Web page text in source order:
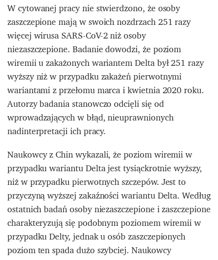
W cytowanej pracy nie stwierdzono, że osoby
zaszczepione mają w swoich nozdrzach 251 razy
więcej wirusa SARS-CoV-2 niż osoby
niezaszczepione. Badanie dowodzi, że poziom
wiremii u zakażonych wariantem Delta był 251 razy
wyższy niż w przypadku zakażeń pierwotnymi
wariantami z przełomu marca i kwietnia 2020 roku.
Autorzy badania stanowczo odcięli się od
wprowadzających w błąd, nieuprawnionych
nadinterpretacji ich pracy.
Naukowcy z Chin wykazali, że poziom wiremii w
przypadku wariantu Delta jest tysiąckrotnie wyższy,
niż w przypadku pierwotnych szczepów. Jest to
przyczyną wyższej zakaźności wariantu Delta. Według
ostatnich badań osoby niezaszczepione i zaszczepione
charakteryzują się podobnym poziomem wiremii w
przypadku Delty, jednak u osób zaszczepionych
poziom ten spada dużo szybciej. Naukowcy